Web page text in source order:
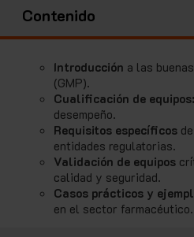
Contenido
Introducción a las
(GMP).
Cualificación de equipos:
desempeño.
Requisitos específicos
entidades regulatorias.
Validación de equipos
calidad y seguridad.
Casos prácticos y
en el sector farmacéutico.